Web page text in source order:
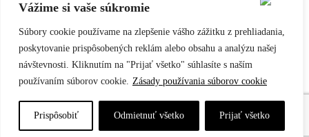
Vážime si vaše súkromie
Súbory cookie používame na zlepšenie vášho zážitku z prehliadania,
poskytovanie prispôsobených reklám alebo obsahu a analýzu našej
návštevnosti. Kliknutím na "Prijať všetko" súhlasíte s naším
používaním súborov cookie. Zásady používania súborov cookie
Prispôsobiť Odmietnuť všetko Prijať všetko
Naše podcasty
Filmy a videá
Médiá o nás
© 2026 Nadácia Ekopolis. Web stránka od
oktō